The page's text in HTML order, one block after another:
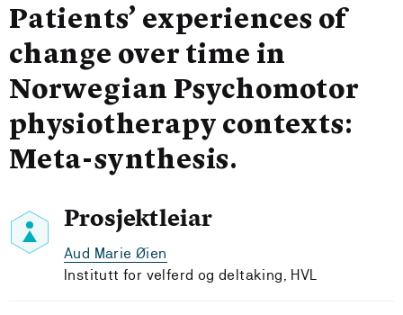
Patients’ experiences of
change over time in
Norwegian Psychomotor
physiotherapy contexts:
Meta-synthesis.
Prosjektleiar
Aud Marie Øien
Institutt for velferd og deltaking, HVL